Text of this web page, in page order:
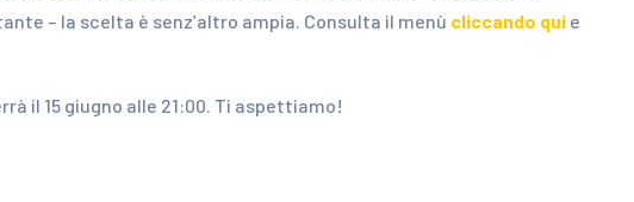
– la scelta è senz’altro ampia. Consulta il menù cliccando qui e
il 15 giugno alle 21:00. Ti aspettiamo!